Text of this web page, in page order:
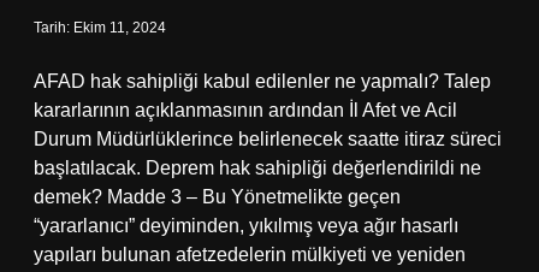
Tarih: Ekim 11, 2024
AFAD hak sahipliği kabul edilenler ne yapmalı? Talep
kararlarının açıklanmasının ardından İl Afet ve Acil
Durum Müdürlüklerince belirlenecek saatte itiraz süreci
başlatılacak. Deprem hak sahipliği değerlendirildi ne
demek? Madde 3 – Bu Yönetmelikte geçen
“yararlanıcı” deyiminden, yıkılmış veya ağır hasarlı
yapıları bulunan afetzedelerin mülkiyeti ve yeniden